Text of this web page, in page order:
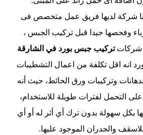
شركة لديها فريق عمل متخصص فى
وفحصها جيدا قبل تركيب الجبس ،
شركاتتركيب جبس بورد في الشارقة
انه اقل تكلفة من اعمال التشطيبات
وتركيبات ورق الحائط، حيث أنه
على التحمل لفترات طويلة للاستخدام،
بكل سهولة بدون ترك أي أثر له أو أي
والجدران الموجود عليها.